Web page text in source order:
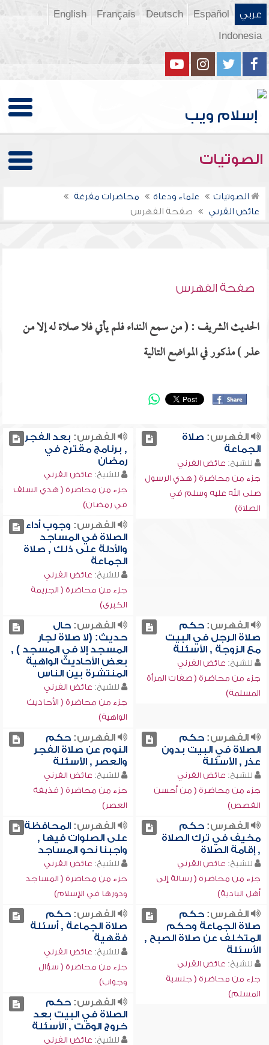
عربي Español
Deutsch
Français
English
Indonesia
الصوتيات
الصوتيات علماء ودعاة
محاضرات مفرغة
عائض القرني
صفحة الفهرس
صفحة الفهرس
الحديث الشريف : ( من سمع النداء فلم يأتي فلا صلاة له إلا من
عذر ) مذكور في المواضع التالية
الفهرس: صلاة
الجماعة
للشيخ: عائض القرني
جزء من محاضرة ( هدي الرسول
صلى الله عليه وسلم في
الصلاة)
الفهرس: بعد الفجر
, برنامج مقترح في
رمضان
للشيخ: عائض القرني
جزء من محاضرة ( هدي السلف
في رمضان)
الفهرس: وجوب أداء
الصلاة في المساجد
والأدلة على ذلك , صلاة
الجماعة
للشيخ: عائض القرني
جزء من محاضرة ( الجريمة
الكبرى)
الفهرس:حكم
صلاة الرجل في البيت
مع الزوجة , الأسئلة
للشيخ: عائض القرني
جزء من محاضرة ( صفات المرأة
المسلمة)
الفهرس:حال
حديث: (لا صلاة لجار
المسجد إلا في المسجد ) ,
بعض الأحاديث الواهية
المنتشرة بين الناس
للشيخ: عائض القرني
جزء من محاضرة ( الأحاديث
الواهية)
الفهرس:حكم
الصلاة في البيت بدون
عذر , الأسئلة
للشيخ: عائض القرني
جزء من محاضرة ( من أحسن
القصص)
الفهرس:حكم
النوم عن صلاة الفجر
والعصر , الأسئلة
للشيخ: عائض القرني
جزء من محاضرة ( قذيفة
العصر)
الفهرس:حكم
مخيف في ترك الصلاة
, إقامة الصلاة
للشيخ: عائض القرني
جزء من محاضرة ( رسالة إلى
أهل البادية)
الفهرس:المحافظة
على الصلوات فيها ,
واجبنا نحو المساجد
للشيخ: عائض القرني
جزء من محاضرة ( المساجد
ودورها في الإسلام)
الفهرس:حكم
صلاة الجماعة وحكم
المتخلف عن صلاة الصبح ,
الأسئلة
للشيخ: عائض القرني
جزء من محاضرة ( جنسية
المسلم)
الفهرس:حكم
صلاة الجماعة , أسئلة
فقهية
للشيخ: عائض القرني
جزء من محاضرة ( سؤال
وجواب)
الفهرس:حكم
الصلاة في البيت بعد
خروج الوقت , الأسئلة
للشيخ: عائض القرني